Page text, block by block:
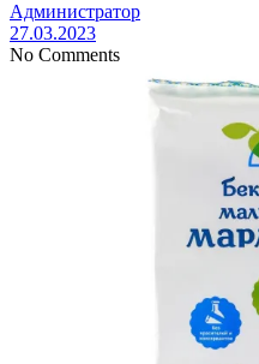
Администратор
27.03.2023
No Comments